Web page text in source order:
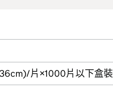
片×1000片以下盒裝